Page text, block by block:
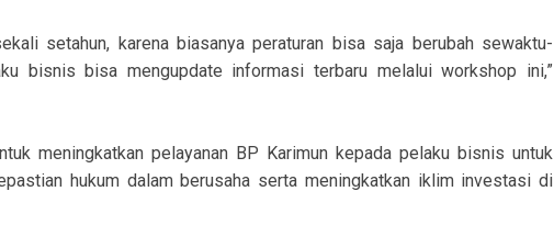
setahun, karena biasanya peraturan bisa saja berubah sewaktu-
bisnis bisa mengupdate informasi terbaru melalui workshop ini,”
meningkatkan pelayanan BP Karimun kepada pelaku bisnis untuk
hukum dalam berusaha serta meningkatkan iklim investasi di